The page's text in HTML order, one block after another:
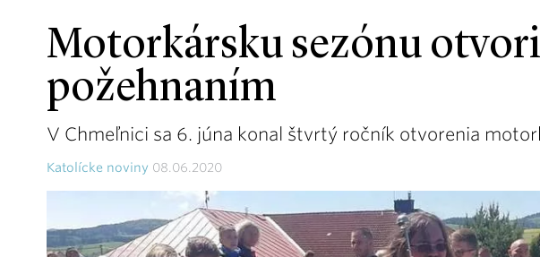
Motorkársku sezónu
požehnaním
V Chmeľnici sa 6. júna konal štvrtý ročník otvorenia
Katolícke noviny 08.06.2020